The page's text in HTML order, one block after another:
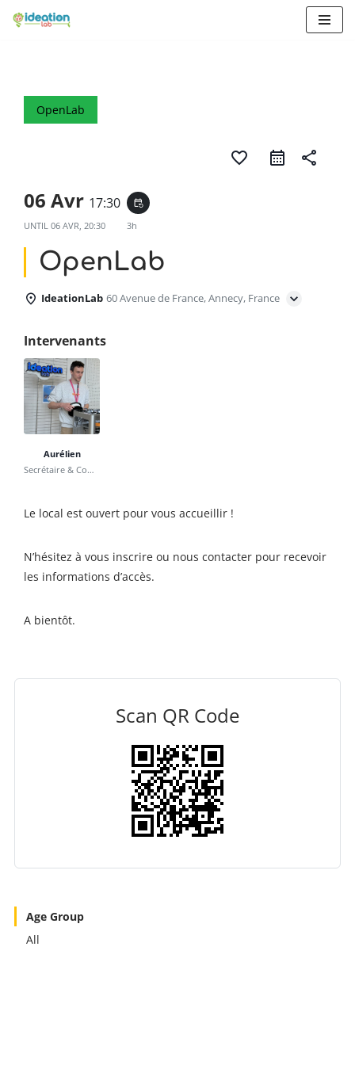
OpenLab
favorite_border share
06 Avr 17:30 event_repeat
UNTIL 06 AVR, 20:30 3h
OpenLab
IdeationLab 60 Avenue de France, Annecy, France
Intervenants
Aurélien
Secrétaire & Communication
Le local est ouvert pour vous accueillir !
N’hésitez à vous inscrire ou nous contacter pour recevoir
les informations d’accès.
A bientôt.
Scan QR Code
Age Group
All